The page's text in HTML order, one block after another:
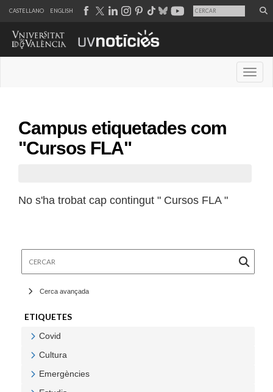
CASTELLANO ENGLISH
Campus etiquetades com
"Cursos FLA"
No s'ha trobat cap contingut " Cursos FLA "
Cerca avançada
ETIQUETES
Covid
Cultura
Emergències